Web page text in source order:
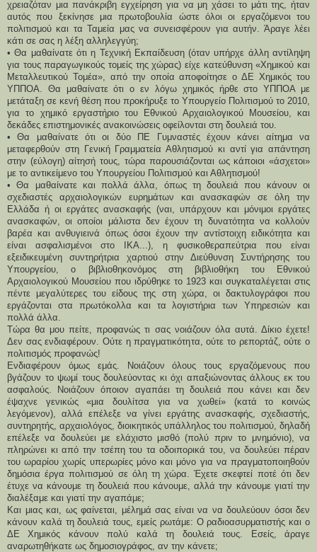
χρειαζόταν μια πανάκριβη εγχείρηση για να μη χάσει το μάτι της, ήταν
αυτός που ξεκίνησε μια πρωτοβουλία ώστε όλοι οι εργαζόμενοι του
πολιτισμού και τα Ταμεία μας να συνεισφέρουν για αυτήν. Άραγε λέει
κάτι σε σας η λέξη αλληλεγγύη;
• Θα μαθαίνατε ότι η Τεχνική Εκπαίδευση (όταν υπήρχε άλλη αντίληψη
για τους παραγωγικούς τομείς της χώρας) είχε κατεύθυνση «Χημικού και
Μεταλλευτικού Τομέα», από την οποία αποφοίτησε ο ΔΕ Χημικός του
ΥΠΠΟΑ. Θα μαθαίνατε ότι ο εν λόγω χημικός ήρθε στο ΥΠΠΟΑ με
μετάταξη σε κενή θέση που προκήρυξε το Υπουργείο Πολιτισμού το 2010,
για το χημικό εργαστήριο του Εθνικού Αρχαιολογικού Μουσείου, και
δεκάδες επιστημονικές ανακοινώσεις οφείλονται στη δουλειά του.
• Θα μαθαίνατε ότι οι δύο ΠΕ Γυμναστές έχουν κάνει αίτημα να
μεταφερθούν στη Γενική Γραμματεία Αθλητισμού κι αντί για απάντηση
στην (εύλογη) αίτησή τους, τώρα παρουσιάζονται ως κάποιοι «άσχετοι»
με το αντικείμενο του Υπουργείου Πολιτισμού και Αθλητισμού!
• Θα μαθαίνατε και πολλά άλλα, όπως τη δουλειά που κάνουν οι
σχεδιαστές αρχαιολογικών ευρημάτων και ανασκαφών σε όλη την
Ελλάδα ή οι εργάτες ανασκαφής (ναι, υπάρχουν και μόνιμοι εργάτες
ανασκαφών, οι οποίοι μάλιστα δεν έχουν τη δυνατότητα να κολλούν
βαρέα και ανθυγιεινά όπως όσοι έχουν την αντίστοιχη ειδικότητα και
είναι ασφαλισμένοι στο ΙΚΑ...), η φυσικοθεραπεύτρια που είναι
εξειδικευμένη συντηρήτρια χαρτιού στην Διεύθυνση Συντήρησης του
Υπουργείου, ο βιβλιοθηκονόμος στη βιβλιοθήκη του Εθνικού
Αρχαιολογικού Μουσείου που ιδρύθηκε το 1923 και συγκαταλέγεται στις
πέντε μεγαλύτερες του είδους της στη χώρα, οι δακτυλογράφοι που
εργάζονται στα πρωτόκολλα και τα λογιστήρια των Υπηρεσιών και
πολλά άλλα.
Τώρα θα μου πείτε, προφανώς τι σας νοιάζουν όλα αυτά. Δίκιο έχετε!
Δεν σας ενδιαφέρουν. Ούτε η πραγματικότητα, ούτε το ρεπορτάζ, ούτε ο
πολιτισμός προφανώς!
Ενδιαφέρουν όμως εμάς. Νοιάζουν όλους τους εργαζόμενους που
βγάζουν το ψωμί τους δουλεύοντας κι όχι απαξιώνοντας άλλους εκ του
ασφαλούς. Νοιάζουν όποιον αγαπάει τη δουλειά που κάνει και δεν
έψαχνε γενικώς «μια δουλίτσα για να χωθεί» (κατά το κοινώς
λεγόμενον), αλλά επέλεξε να γίνει εργάτης ανασκαφής, σχεδιαστής,
συντηρητής, αρχαιολόγος, διοικητικός υπάλληλος του πολιτισμού, δηλαδή
επέλεξε να δουλεύει με ελάχιστο μισθό (πολύ πριν το μνημόνιο), να
πληρώνει κι από την τσέπη του τα οδοιπορικά του, να δουλεύει πέραν
του ωραρίου χωρίς υπερωρίες μόνο και μόνο για να πραγματοποιηθούν
δημόσια έργα πολιτισμού σε όλη τη χώρα. Έχετε σκεφτεί ποτέ ότι δεν
έτυχε να κάνουμε τη δουλειά που κάνουμε, αλλά την κάνουμε γιατί την
διαλέξαμε και γιατί την αγαπάμε;
Και μιας και, ως φαίνεται, μέλημά σας είναι να να δουλεύουν όσοι δεν
κάνουν καλά τη δουλειά τους, εμείς ρωτάμε: Ο ραδιοασυρματιστής και ο
ΔΕ Χημικός κάνουν πολύ καλά τη δουλειά τους. Εσείς, άραγε
αναρωτηθήκατε ως δημοσιογράφος, αν την κάνετε;